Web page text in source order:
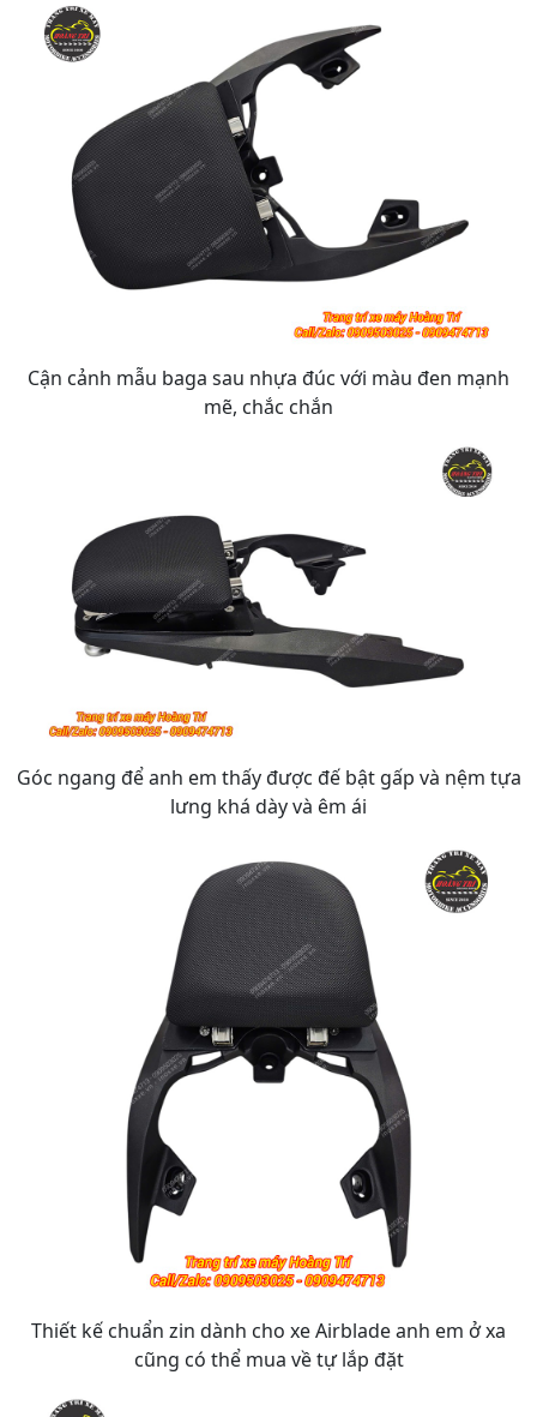
Cận cảnh mẫu baga sau nhựa đúc với màu đen mạnh
mẽ, chắc chắn
Góc ngang để anh em thấy được đế bật gấp và nệm tựa
lưng khá dày và êm ái
Thiết kế chuẩn zin dành cho xe Airblade anh em ở xa
cũng có thể mua về tự lắp đặt